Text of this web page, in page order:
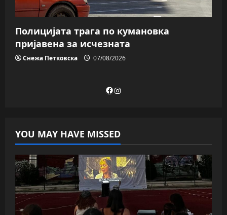
Полицијата трага пo кумановка
пријавена за исчезната
Снежа Петковска 07/08/2026
Facebook
Instagram
YOU MAY HAVE MISSED